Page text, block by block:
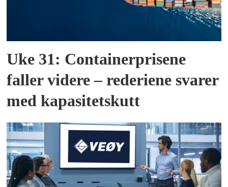
Uke 31: Containerprisene
faller videre – rederiene svarer
med kapasitetskutt